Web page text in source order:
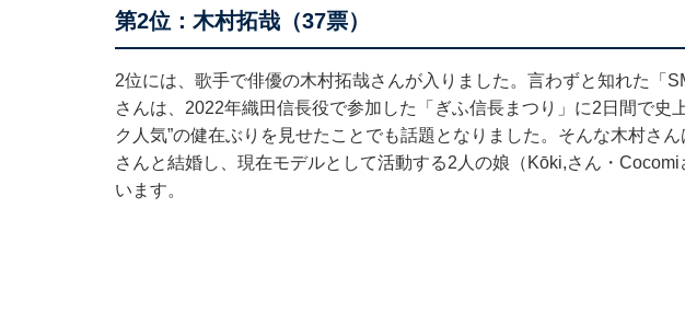
第2位：木村拓哉（37票）
2位には、歌手で俳優の木村拓哉さんが入りました。言わずと知れた「
さんは、2022年織田信長役で参加した「ぎふ信長まつり」に2日間で史
ク人気”の健在ぶりを見せたことでも話題となりました。そんな木村さ
さんと結婚し、現在モデルとして活動する2人の娘（Kōki,さん・
います。